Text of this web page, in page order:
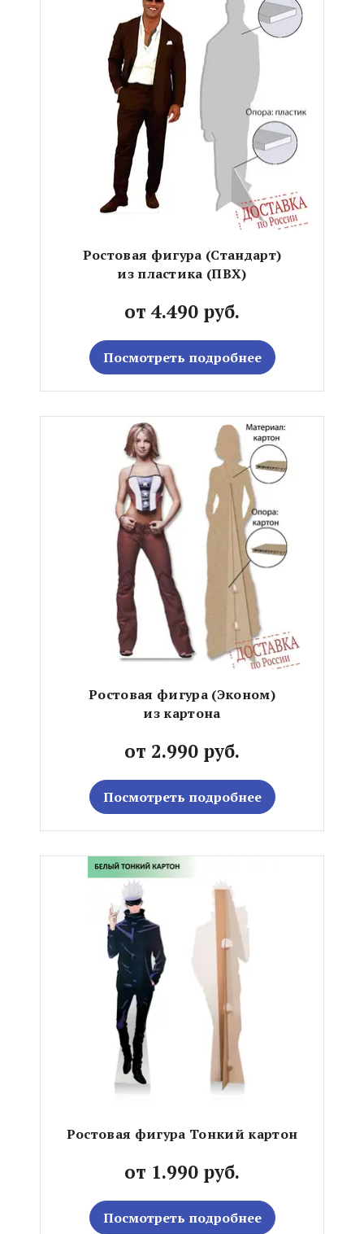
Ростовая фигура (Стандарт)
из пластика (ПВХ)
от 4.490 руб.
Посмотреть подробнее
Ростовая фигура (Эконом)
из картона
от 2.990 руб.
Посмотреть подробнее
Ростовая фигура Тонкий картон
от 1.990 руб.
Посмотреть подробнее